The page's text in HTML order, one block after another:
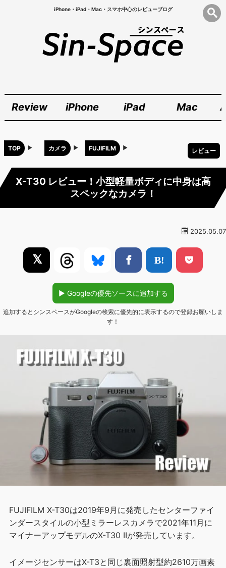
iPhone・iPad・Mac・スマホ中心のレビューブログ
Review iPhone iPad Mac
TOP カメラ FUJIFILM レビュー
X-T30 レビュー！小型軽量ボディに中身は高
スペックなカメラ！
2025.05.07
𝕏
▶︎ Googleの優先ソースに追加する
追加するとシンスペースがGoogleの検索に優先的に表示するので登録お願いしま
す！
FUJIFILM X-T30は2019年9月に発売したセンターファイ
ンダースタイルの小型ミラーレスカメラで2021年11月に
マイナーアップモデルのX-T30 IIが発売しています。
イメージセンサーはX-T3と同じ裏面照射型約2610万画素